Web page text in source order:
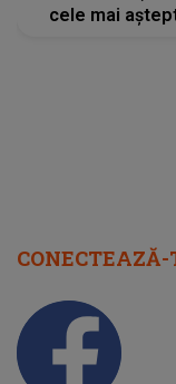
cele mai
CONECTEAZĂ-